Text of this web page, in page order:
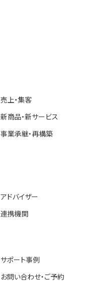
売上・集客
新商品・新サービス
事業承継・再構築
アドバイザー
連携機関
サポート事例
お問い合わせ・ご予約